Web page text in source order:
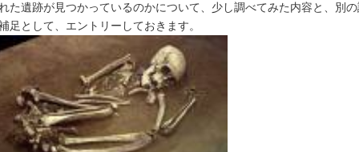
た遺跡が見つかっているのかについて、少し調べてみた内容と、別
足として、エントリーしておきます。